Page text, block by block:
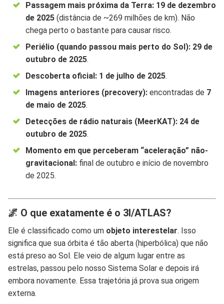
Passagem mais próxima da Terra: 19 de dezembro
de 2025(distância de ~269 milhões de km). Não
chega perto o bastante para causar risco.
Periélio (quando passou mais perto do Sol): 29 de
outubro de 2025.
Descoberta oficial: 1 de julho de 2025.
Imagens anteriores (precovery):encontradas de 7
de maio de 2025.
Detecções de rádio naturais (MeerKAT): 24 de
outubro de 2025.
Momento em que perceberam “aceleração” não-
gravitacional:final de outubro e início de novembro
de 2025.
🌌 O que exatamente é o 3I/ATLAS?
Ele é classificado como um objeto interestelar. Isso
significa que sua órbita é tão aberta (hiperbólica) que não
está preso ao Sol. Ele veio de algum lugar entre as
estrelas, passou pelo nosso Sistema Solar e depois irá
embora novamente. Essa trajetória já prova sua origem
externa.